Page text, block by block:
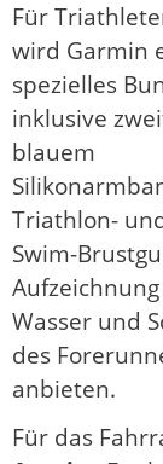
Für
wird Garmin
spezielles
inklusive
blauem
Triathlon-
Swim-
Wasser und
des
anbieten.
Für das